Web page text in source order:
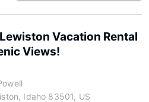
Vacation Rental
Views!
Idaho 83501, US